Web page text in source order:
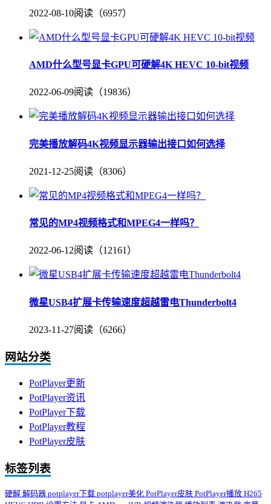
2022-08-10阅读（6957）
AMD什么型号显卡GPU可硬解4K HEVC 10-bit视频
2022-06-09阅读（19836）
完美播放解码4K视频显示器输出接口如何选择
2021-12-25阅读（8306）
常见的MP4视频格式和MPEG4一样吗？
2022-06-12阅读（12161）
微星USB4扩展卡传输速度超越雷电Thunderbolt4
2023-11-27阅读（6266）
网站分类
PotPlayer更新
PotPlayer资讯
PotPlayer下载
PotPlayer教程
PotPlayer皮肤
标签列表
硬解 解码器 potplayer下载 potplayer美化 PotPlayer皮肤 PotPlayer播放 H265